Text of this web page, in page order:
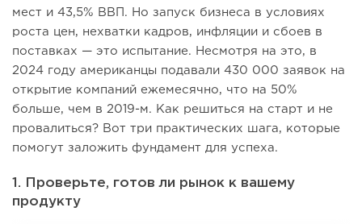
мест и 43,5% ВВП. Но запуск бизнеса в условиях
роста цен, нехватки кадров, инфляции и сбоев в
поставках — это испытание. Несмотря на это, в
2024 году американцы подавали 430 000 заявок на
открытие компаний ежемесячно, что на 50%
больше, чем в 2019-м. Как решиться на старт и не
провалиться? Вот три практических шага, которые
помогут заложить фундамент для успеха.
1. Проверьте, готов ли рынок к вашему
продукту